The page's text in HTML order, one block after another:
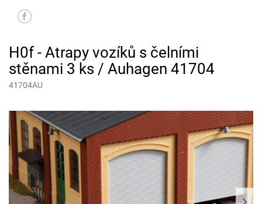
H0f - Atrapy vozíků s čelními
stěnami 3 ks / Auhagen 41704
41704AU